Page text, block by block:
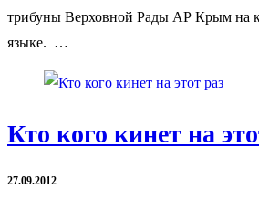
трибуны Верховной Рады АР Крым на
языке. …
Кто кого кинет на
27.09.2012